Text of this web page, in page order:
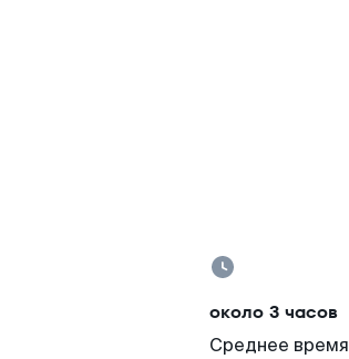
около 3 часов
Среднее время